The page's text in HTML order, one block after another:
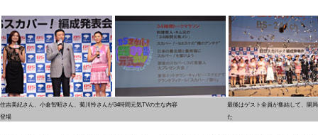
住吉美紀さん、小倉智昭さん、菊川怜さんが
登場
34時間元気TVの主な内容
最後はゲスト全員が集結して、開
た